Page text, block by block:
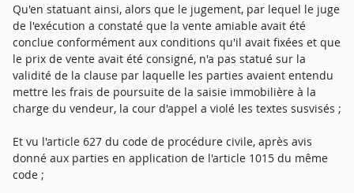
Qu'en statuant ainsi, alors que le jugement, par lequel le juge
de l'exécution a constaté que la vente amiable avait été
conclue conformément aux conditions qu'il avait fixées et que
le prix de vente avait été consigné, n'a pas statué sur la
validité de la clause par laquelle les parties avaient entendu
mettre les frais de poursuite de la saisie immobilière à la
charge du vendeur, la cour d'appel a violé les textes susvisés ;
Et vu l'article 627 du code de procédure civile, après avis
donné aux parties en application de l'article 1015 du même
code ;